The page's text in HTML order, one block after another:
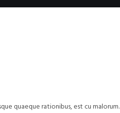
quaeque rationibus, est cu malorum.